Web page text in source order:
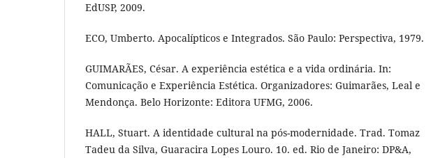
EdUSP, 2009.
ECO, Umberto. Apocalípticos e Integrados. São Paulo: Perspectiva, 1979.
GUIMARÃES, César. A experiência estética e a vida ordinária. In:
Comunicação e Experiência Estética. Organizadores: Guimarães, Leal e
Mendonça. Belo Horizonte: Editora UFMG, 2006.
HALL, Stuart. A identidade cultural na pós-modernidade. Trad. Tomaz
Tadeu da Silva, Guaracira Lopes Louro. 10. ed. Rio de Janeiro: DP&A,